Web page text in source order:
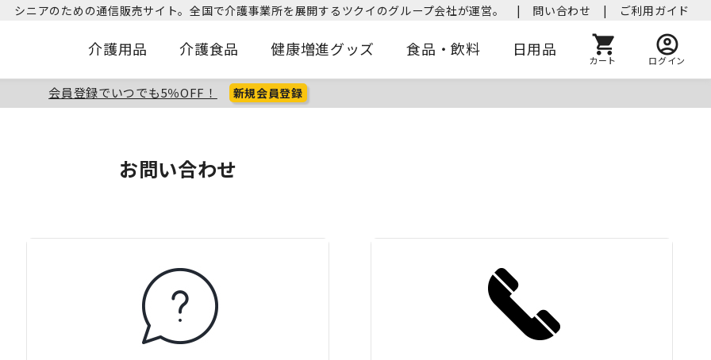
シニアのための通信販売サイト。全国で介護事業所を展開するツクイのグループ会社が運営。 | 問い合わせ | ご利用ガイド
介護用品 介護食品 健康増進グッズ 食品・飲料 日用品
カート ログイン
会員登録でいつでも5％OFF！ 新規会員登録
お問い合わせ